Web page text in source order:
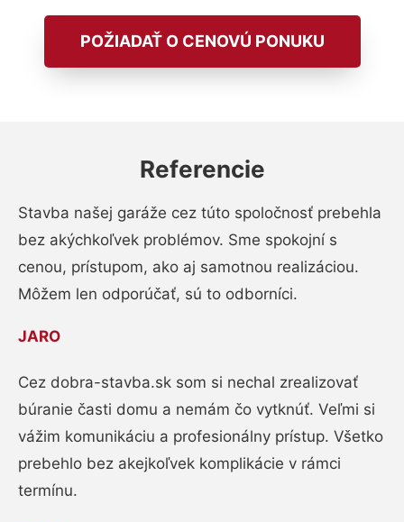
POŽIADAŤ O CENOVÚ PONUKU
Referencie
Stavba našej garáže cez túto spoločnosť prebehla
bez akýchkoľvek problémov. Sme spokojní s
cenou, prístupom, ako aj samotnou realizáciou.
Môžem len odporúčať, sú to odborníci.
JARO
Cez dobra-stavba.sk som si nechal zrealizovať
búranie časti domu a nemám čo vytknúť. Veľmi si
vážim komunikáciu a profesionálny prístup. Všetko
prebehlo bez akejkoľvek komplikácie v rámci
termínu.